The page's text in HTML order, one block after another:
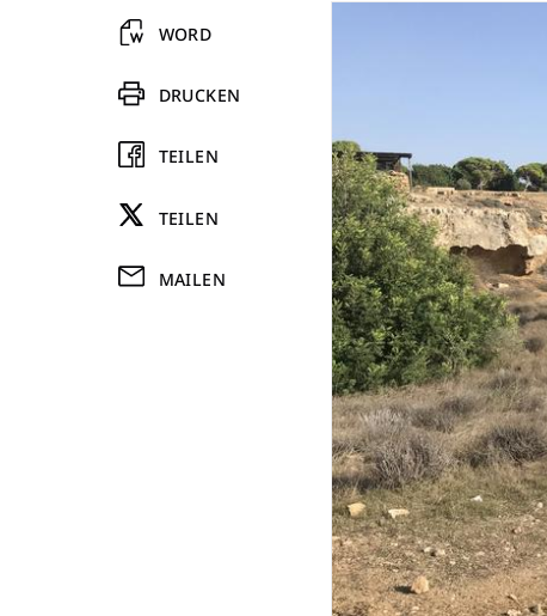
WORD
DRUCKEN
TEILEN
TEILEN
MAILEN